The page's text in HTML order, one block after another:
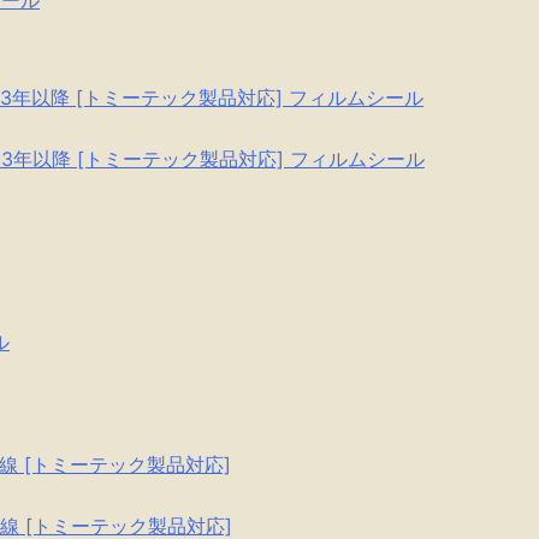
以降 [トミーテック製品対応] フィルムシール
以降 [トミーテック製品対応] フィルムシール
[トミーテック製品対応]
[トミーテック製品対応]